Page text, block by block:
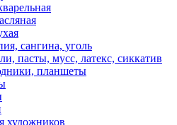
сангина, уголь
пасты, мусс, латекс, сиккатив
планшеты
художников